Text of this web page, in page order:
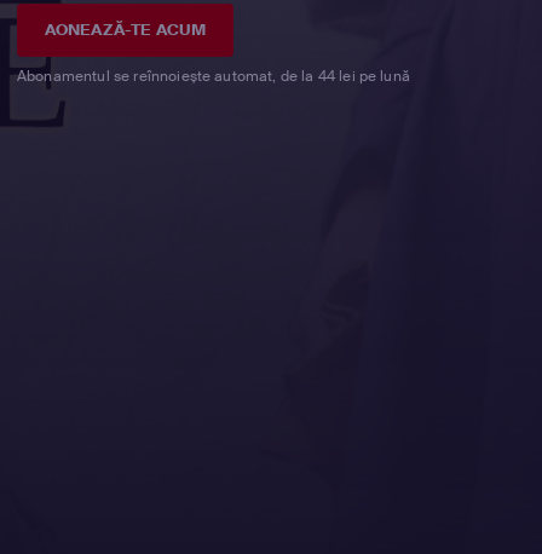
AONEAZĂ-TE ACUM
Abonamentul se reînnoiește automat, de la 44 lei pe lună